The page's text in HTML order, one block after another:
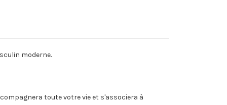
moderne.
toute votre vie et s'associera à